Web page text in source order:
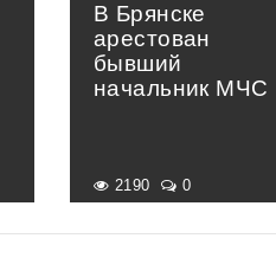
В Брянске
арестован
бывший
начальник МЧС
2190 0